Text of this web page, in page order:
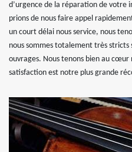
d’urgence de la réparation de votre
prions de nous faire appel
un court délai nous service, nous
nous sommes totalement très stricts
ouvrages. Nous tenons bien au
satisfaction est notre plus grande